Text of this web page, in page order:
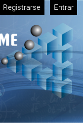
Registrarse Entrar